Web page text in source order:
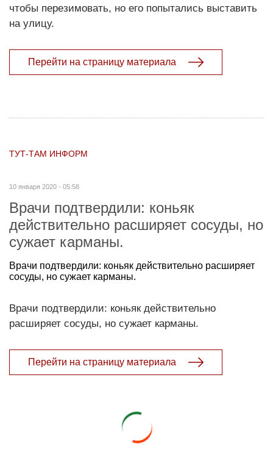
чтобы перезимовать, но его попытались выставить
на улицу.
Перейти на страницу материала
ТУТ-ТАМ ИНФОРМ
10 января 2020 - 05:58
Врачи подтвердили: коньяк
действительно расширяет сосуды, но
сужает карманы.
Врачи подтвердили: коньяк действительно расширяет
сосуды, но сужает карманы.
Врачи подтвердили: коньяк действительно
расширяет сосуды, но сужает карманы.
Перейти на страницу материала